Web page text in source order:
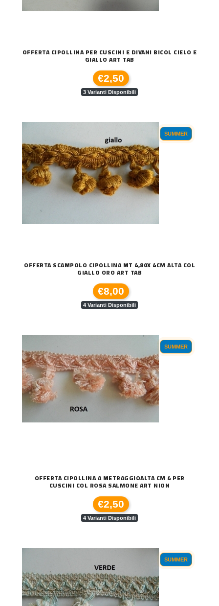
OFFERTA CIPOLLINA PER CUSCINI E DIVANI BICOL CIELO E
GIALLO ART TAB
€2,50
3 Varianti Disponibili
SUMMER
OFFERTA SCAMPOLO CIPOLLINA MT 4,80X 4CM ALTA COL
GIALLO ORO ART TAB
€8,00
4 Varianti Disponibili
SUMMER
OFFERTA CIPOLLINA A METRAGGIOALTA CM 4 PER
CUSCINI COL ROSA SALMONE ART NION
€2,50
4 Varianti Disponibili
SUMMER